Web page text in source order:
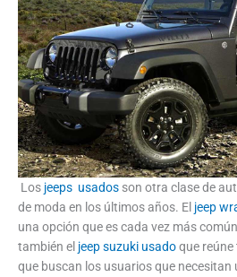
Los jeeps usados son otra clase de
de moda en los últimos años. El jeep
una opción que es cada vez más
también el jeep suzuki usadoque
que buscan los usuarios que necesitan